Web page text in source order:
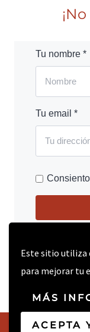
Este sitio utiliza
para mejorar tu
MÁS
ACEPTA
Tu nombre *
Tu email *